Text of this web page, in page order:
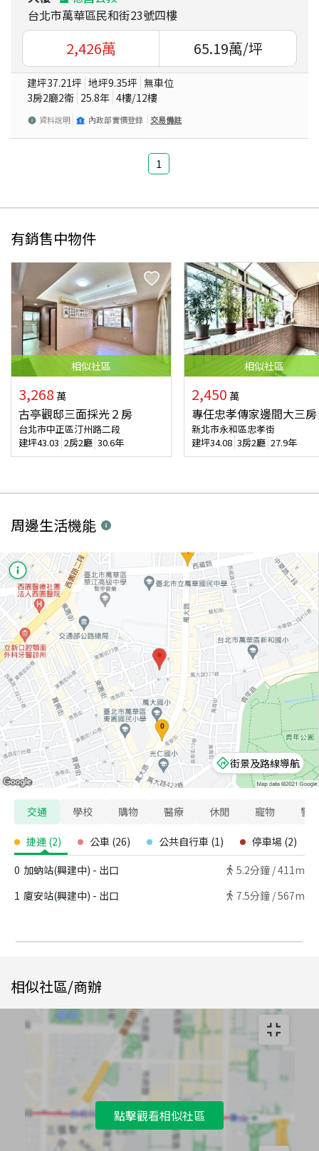
台北市萬華區民和街23號四樓
2,426萬 65.19萬/坪
建坪37.21坪 地坪9.35坪 無車位
3房2廳2衛 25.8年 4樓/12樓
資料說明 內政部實價登錄 交易備註
1
有銷售中物件
相似社區
3,268 萬
古亭觀邸三面採光２房
台北市中正區汀州路二段
建坪43.03 2房2廳 30.6年
相似社區
2,450 萬
專任忠孝傳家邊間大三房
新北市永和區忠孝街
建坪34.08 3房2廳 27.9年
周邊生活機能
街景及路線導航
交通 學校 購物 醫療 休閒 寵物 警
捷運 (2) 公車 (26) 公共自行車 (1) 停車場 (2)
0 加蚋站(興建中) - 出口 5.2分鐘 /411m
1 廈安站(興建中) - 出口 7.5分鐘 /567m
相似社區/商辦
點擊觀看相似社區